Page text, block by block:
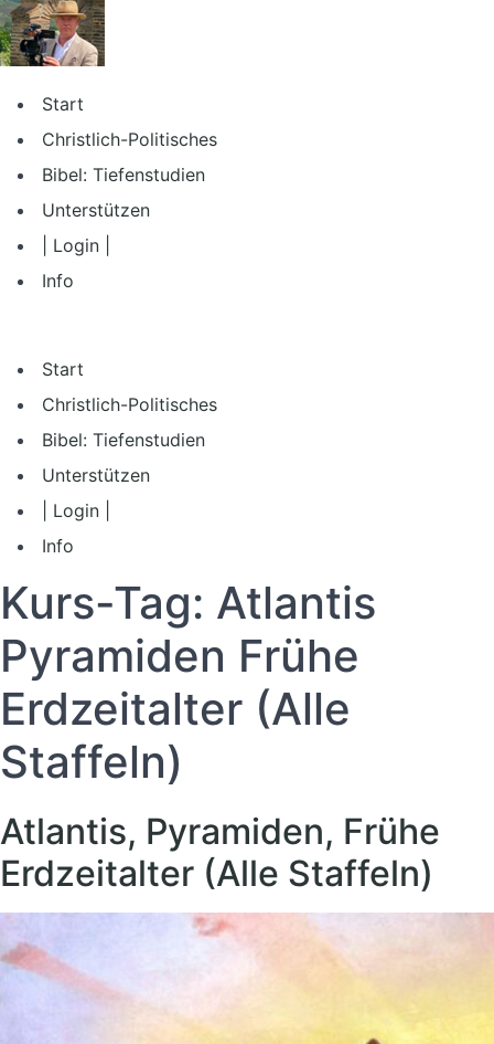
Zum
Inhalt
springen
Start
Christlich-Politisches
Bibel: Tiefenstudien
Unterstützen
| Login |
Info
Start
Christlich-Politisches
Bibel: Tiefenstudien
Unterstützen
| Login |
Info
Kurs-Tag: Atlantis
Pyramiden Frühe
Erdzeitalter (Alle
Staffeln)
Atlantis, Pyramiden, Frühe
Erdzeitalter (Alle Staffeln)